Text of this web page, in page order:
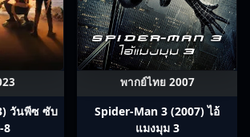
วันพีซ ซับ
8
พากย์ไทย 2007
Spider-Man 3 (2007) ไอ้
แมงมุม 3